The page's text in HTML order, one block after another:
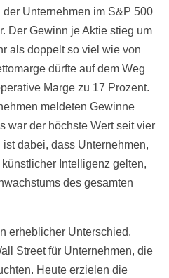
Unternehmen im S&P 500
Der Gewinn je Aktie stieg um
als doppelt so viel wie von
dürfte auf dem Weg
Marge zu 17 Prozent.
meldeten Gewinne
war der höchste Wert seit vier
dabei, dass Unternehmen,
Intelligenz gelten,
des gesamten
erheblicher Unterschied.
Street für Unternehmen, die
Heute erzielen die